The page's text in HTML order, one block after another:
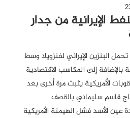
الإيرانية من جدار
البنزين الإيراني لفنزويلا وسط
بالإضافة إلى المكاسب الاقتصادية
الأمريكية يثبت مرة أخرى بعد
قاسم سليماني بالقصف
عين الأسد فشل الهيمنة الأمريكية